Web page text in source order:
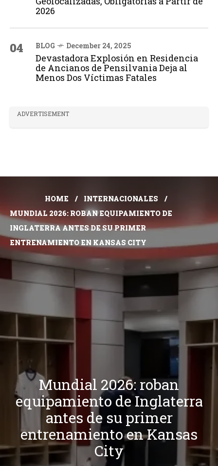
2026
04 BLOG December 24, 2025
Devastadora Explosión en Residencia
de Ancianos de Pensilvania Deja al
Menos Dos Víctimas Fatales
ADVERTISEMENT
HOME
INTERNACIONALES
MUNDIAL 2026: ROBAN EQUIPAMIENTO DE
INGLATERRA ANTES DE SU PRIMER
ENTRENAMIENTO EN KANSAS CITY
Mundial 2026: roban
equipamiento de Inglaterra
antes de su primer
entrenamiento en Kansas
City